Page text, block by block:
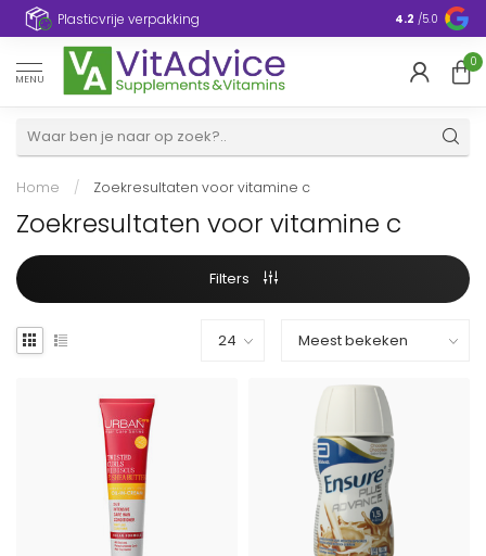
Plasticvrije verpakking 4.2 /5.0
MENU
0
Home / Zoekresultaten voor vitamine c
Zoekresultaten voor vitamine c
Filters